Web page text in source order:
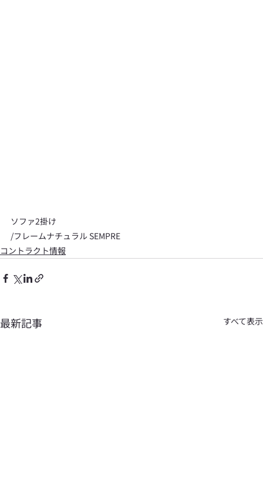
ソファ2掛け
/フレームナチュラル SEMPRE
コントラクト情報
最新記事 すべて表示